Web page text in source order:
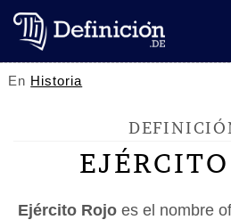
En Historia
Ejército Rojo es el nombre